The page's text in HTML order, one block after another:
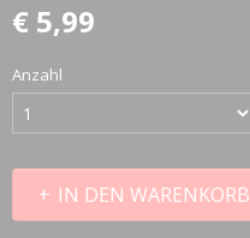
€ 5,99
Anzahl
IN DEN WARENKORB